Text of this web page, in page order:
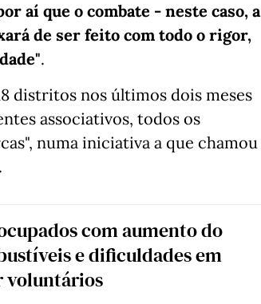
aí que o combate - neste caso, a
de ser feito com todo o rigor,
.
distritos nos últimos dois meses
associativos, todos os
numa iniciativa a que chamou
com aumento do
e dificuldades em
voluntários